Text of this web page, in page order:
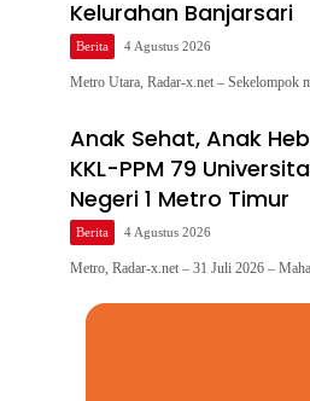
Kelurahan Banjarsari
Berita 4 Agustus 2026
Metro Utara, Radar-x.net – Sekelompok
Anak Sehat, Anak
KKL-PPM 79
Negeri 1 Metro Timur
Berita 4 Agustus 2026
Metro, Radar-x.net – 31 Juli 2026 –